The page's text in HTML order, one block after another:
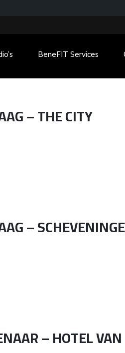
BeneFIT Services
– THE CITY
–
– HOTEL